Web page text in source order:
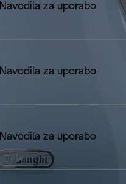
Navodila za uporabo
Navodila za uporabo
Navodila za uporabo